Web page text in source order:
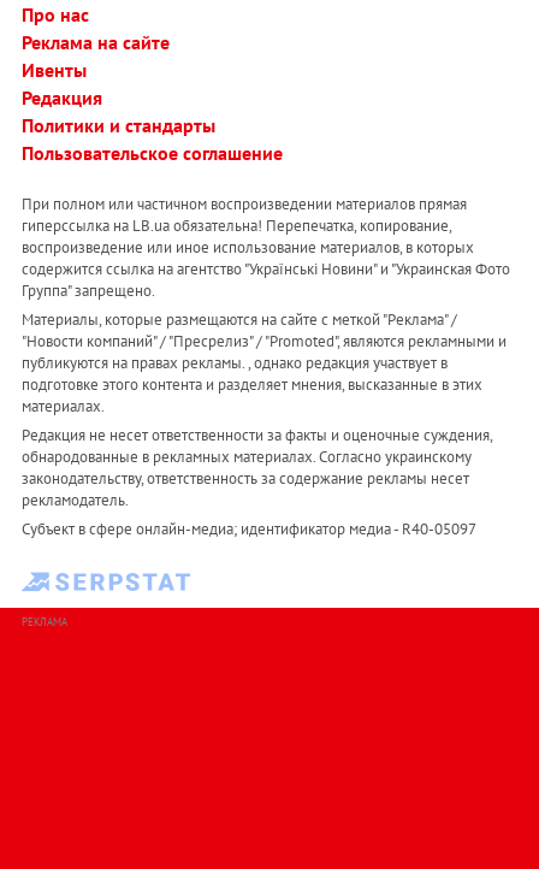
Про нас
Реклама на сайте
Ивенты
Редакция
Политики и стандарты
Пользовательское соглашение
При полном или частичном воспроизведении материалов прямая
гиперссылка на LB.ua обязательна! Перепечатка, копирование,
воспроизведение или иное использование материалов, в которых
содержится ссылка на агентство "Українськi Новини" и "Украинская Фото
Группа" запрещено.
Материалы, которые размещаются на сайте с меткой "Реклама" /
"Новости компаний" / "Пресрелиз" / "Promoted", являются рекламными и
публикуются на правах рекламы. , однако редакция участвует в
подготовке этого контента и разделяет мнения, высказанные в этих
материалах.
Редакция не несет ответственности за факты и оценочные суждения,
обнародованные в рекламных материалах. Согласно украинскому
законодательству, ответственность за содержание рекламы несет
рекламодатель.
Субъект в сфере онлайн-медиа; идентификатор медиа - R40-05097
РЕКЛАМА